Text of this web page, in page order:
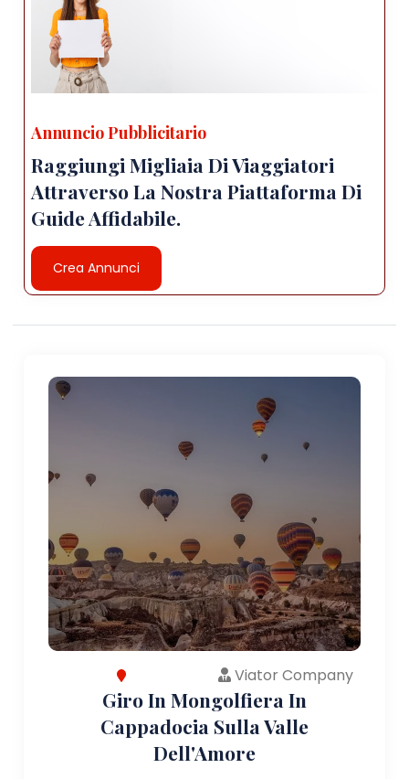
Annuncio Pubblicitario
Raggiungi Migliaia Di Viaggiatori
Attraverso La Nostra Piattaforma Di
Guide Affidabile.
Crea Annunci
Viator Company
Giro In Mongolfiera In
Cappadocia Sulla Valle
Dell'Amore